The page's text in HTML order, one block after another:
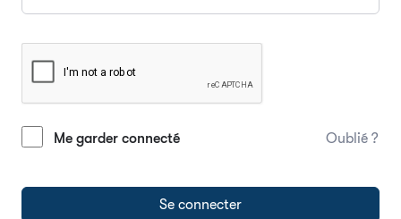
Me garder connecté Oublié ?
Se connecter